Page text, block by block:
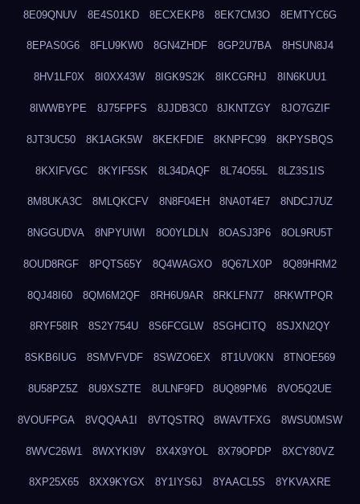
8E09QNUV 8E4S01KD 8ECXEKP8 8EK7CM3O 8EMTYC6G
8EPAS0G6 8FLU9KW0 8GN4ZHDF 8GP2U7BA 8HSUN8J4
8HV1LF0X 8I0XX43W 8IGK9S2K 8IKCGRHJ 8IN6KUU1
8IWWBYPE 8J75FPFS 8JJDB3C0 8JKNTZGY 8JO7GZIF
8JT3UC50 8K1AGK5W 8KEKFDIE 8KNPFC99 8KPYSBQS
8KXIFVGC 8KYIF5SK 8L34DAQF 8L74O55L 8LZ3S1IS
8M8UKA3C 8MLQKCFV 8N8F04EH 8NA0T4E7 8NDCJ7UZ
8NGGUDVA 8NPYUIWI 8O0YLDLN 8OASJ3P6 8OL9RU5T
8OUD8RGF 8PQTS65Y 8Q4WAGXO 8Q67LX0P 8Q89HRM2
8QJ48I60 8QM6M2QF 8RH6U9AR 8RKLFN77 8RKWTPQR
8RYF58IR 8S2Y754U 8S6FCGLW 8SGHCITQ 8SJXN2QY
8SKB6IUG 8SMVFVDF 8SWZO6EX 8T1UV0KN 8TNOE569
8U58PZ5Z 8U9XSZTE 8ULNF9FD 8UQ89PM6 8VO5Q2UE
8VOUFPGA 8VQQAA1I 8VTQSTRQ 8WAVTFXG 8WSU0MSW
8WVC26W1 8WXYKI9V 8X4X9YOL 8X79OPDP 8XCY80VZ
8XP25X65 8XX9KYGX 8Y1IYS6J 8YAACL5S 8YKVAXRE